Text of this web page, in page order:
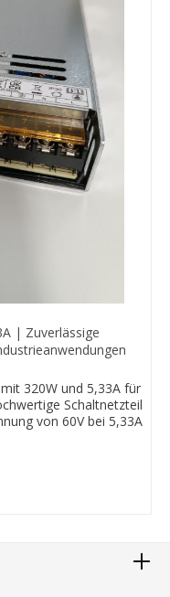
| Zuverlässige
320W und 5,33A für
Schaltnetzteil
von 60V bei 5,33A
den Einsatz in CNC-
und anderen
AC bei 50/60Hz, 4,0A
CE-konform
Ideal für den Einbau
Mit seiner
Leistung ist
für professionelle